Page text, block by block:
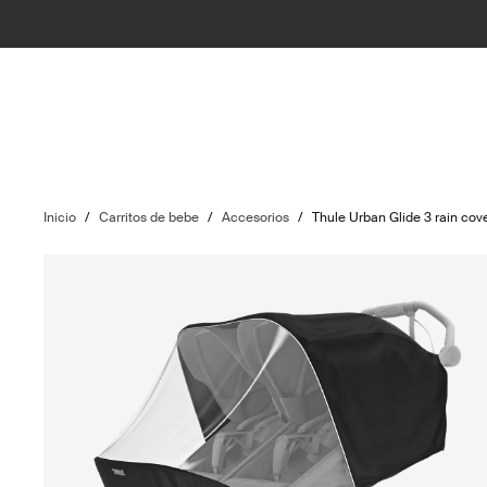
Inicio / Carritos de bebe / Accesorios / Thule Urban Glide 3 rain